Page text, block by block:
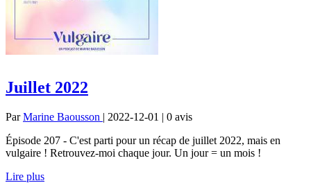
Juillet 2022
ParMarine Baousson | 2022-12-01 | 0 avis
Épisode 207 - C'est parti pour un récap de juillet 2022, mais en
vulgaire ! Retrouvez-moi chaque jour. Un jour = un mois !
Lire plus